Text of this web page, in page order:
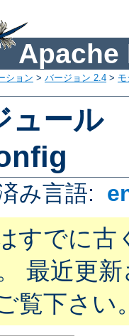
Apache
ション > バージョン 2.4 >
ュール
み言語:
すでに古
最近更
覧下さい